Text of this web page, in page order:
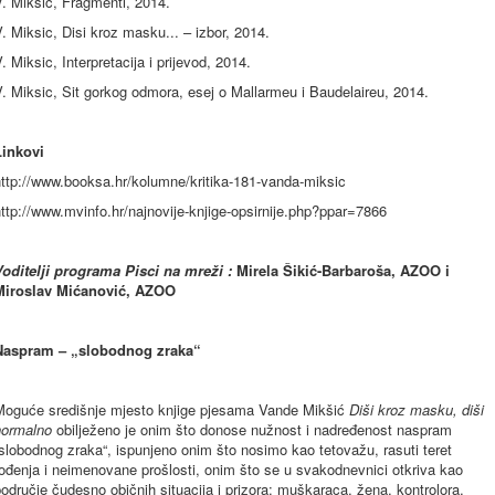
Miksic, Disi kroz masku... – izbor, 2014.
Miksic, Interpretacija i prijevod, 2014.
Miksic, Sit gorkog odmora, esej o Mallarmeu i Baudelaireu, 2014.
www.booksa.hr/kolumne/kritika-181-vanda-miksic
www.mvinfo.hr/najnovije-knjige-opsirnije.php?ppar=7866
programa Pisci na mreži : Mirela Šikić-Barbaroša, AZOO i
Mićanović, AZOO
– „slobodnog zraka“
središnje mjesto knjige pjesama Vande Mikšić Diši kroz masku, diši
obilježeno je onim što donose nužnost i nadređenost naspram
zraka“, ispunjeno onim što nosimo kao tetovažu, rasuti teret
i neimenovane prošlosti, onim što se u svakodnevnici otkriva kao
čudesno običnih situacija i prizora: muškaraca, žena, kontrolora,